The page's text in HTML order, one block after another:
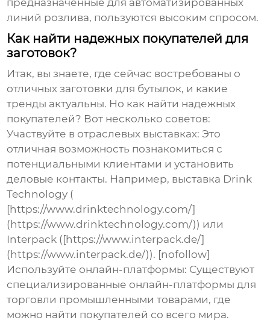
предназначенные для автоматизированных
линий розлива, пользуются высоким спросом.
Как найти надежных покупателей для
заготовок?
Итак, вы знаете, где сейчас востребованы о
отличных заготовки для бутылок, и какие
тренды актуальны. Но как найти надежных
покупателей? Вот несколько советов:
Участвуйте в отраслевых выставках: Это
отличная возможность познакомиться с
потенциальными клиентами и установить
деловые контакты. Например, выставка Drink
Technology (
[https://www.drinktechnology.com/]
(https://www.drinktechnology.com/)) или
Interpack ([https://www.interpack.de/]
(https://www.interpack.de/)). [nofollow]
Используйте онлайн-платформы: Существуют
специализированные онлайн-платформы для
торговли промышленными товарами, где
можно найти покупателей со всего мира.